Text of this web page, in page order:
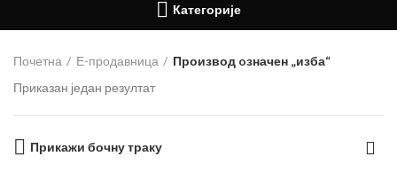
Категорије
Почетна Е-продавница
Производ oзначен „изба“
Приказан један резултат
Прикажи бочну траку